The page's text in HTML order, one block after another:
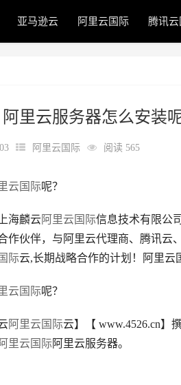
亚马逊云 阿里云国际 腾讯
里云服务器怎么安装呢
阿里云国际 阅读 565
云国际呢？
海麟云 阿里云国际信息技术有限公
作伙伴，与阿里云代理商、腾讯云
际云,长期战略合作的计划！阿里云
云国际呢？
阿里云国际云】【 www.4526.cn】
阿里云国际阿里云服务器。